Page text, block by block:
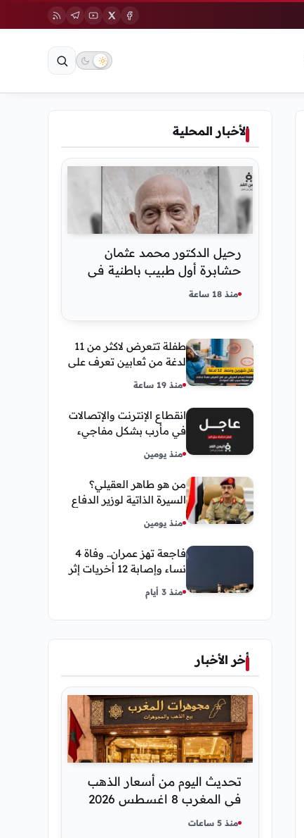
الأخبار المحلية
رحيل الدكتور محمد عثمان
حشابرة أول طبيب باطنية في
الحديدة
منذ 18 ساعة
طفلة تتعرض لاكثر من 11
لدغة من ثعابين تعرف على
العريقي
منذ 19 ساعة
انقطاع الإنترنت والإتصالات
في مأرب بشكل مفاجيء
منذ يومين
من هو طاهر العقيلي؟
السيرة الذاتية لوزير الدفاع
مناصبه
منذ يومين
فاجعة تهز عمران.. وفاة 4
نساء وإصابة 12 أخريات إثر
صاعقة رعدية خلال مناسبة
اجتماعية
منذ 3 أيام
أخر الأخبار
تحديث اليوم من أسعار الذهب
في المغرب 8 اغسطس 2026
كم عسر الجنية الذهب
منذ 5 ساعات